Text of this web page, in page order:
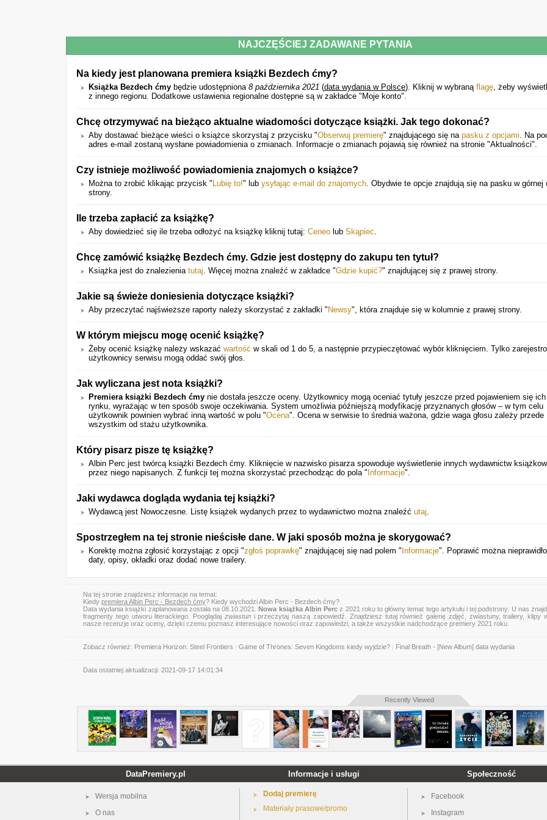
NAJCZĘŚCIEJ ZADAWANE PYTANIA
Na kiedy jest planowana premiera książki Bezdech ćmy?
Książka Bezdech ćmy będzie udostępniona 8 października 2021 (data wydania w Polsce). Kliknij w wybraną flagę, żeby
z innego regionu. Dodatkowe ustawienia regionalne dostępne są w zakładce "Moje konto".
Chcę otrzymywać na bieżąco aktualne wiadomości dotyczące książki. Jak tego dokonać?
Aby dostawać bieżące wieści o książce skorzystaj z przycisku "Obserwuj premierę" znajdującego się na pasku z opcjami. Na
adres e-mail zostaną wysłane powiadomienia o zmianach. Informacje o zmianach pojawią się również na stronie "Aktualności".
Czy istnieje możliwość powiadomienia znajomych o książce?
Można to zrobić klikając przycisk " Lubię to!" lub ysyłając e-mail do znajomych. Obydwie te opcje znajdują się na pasku w górnej
strony.
Ile trzeba zapłacić za książkę?
Aby dowiedzieć się ile trzeba odłożyć na książkę kliknij tutaj: Ceneo lub Skąpiec.
Chcę zamówić książkę Bezdech ćmy. Gdzie jest dostępny do zakupu ten tytuł?
Książka jest do znalezienia tutaj. Więcej można znaleźć w zakładce "Gdzie kupić?" znajdującej się z prawej strony.
Jakie są świeże doniesienia dotyczące książki?
Aby przeczytać najświeższe raporty należy skorzystać z zakładki " Newsy", która znajduje się w kolumnie z prawej strony.
W którym miejscu mogę ocenić książkę?
Żeby ocenić książkę należy wskazać wartość w skali od 1 do 5, a następnie przypieczętować wybór kliknięciem. Tylko
użytkownicy serwisu mogą oddać swój głos.
Jak wyliczana jest nota książki?
Premiera książki Bezdech ćmy nie dostała jeszcze oceny. Użytkownicy mogą oceniać tytuły jeszcze przed pojawieniem się
rynku, wyrażając w ten sposób swoje oczekiwania. System umożliwia późniejszą modyfikację przyznanych głosów – w tym celu
użytkownik powinien wybrać inną wartość w polu "Ocena". Ocena w serwisie to średnia ważona, gdzie waga głosu zależy przede
wszystkim od stażu użytkownika.
Który pisarz pisze tę książkę?
Albin Perc jest twórcą książki Bezdech ćmy. Kliknięcie w nazwisko pisarza spowoduje wyświetlenie innych wydawnictw
przez niego napisanych. Z funkcji tej można skorzystać przechodząc do pola " Informacje".
Jaki wydawca dogląda wydania tej książki?
Wydawcą jest Nowoczesne. Listę książek wydanych przez to wydawnictwo można znaleźć utaj.
Spostrzegłem na tej stronie nieścisłe dane. W jaki sposób można je skorygować?
Korektę można zgłosić korzystając z opcji "zgłoś poprawkę" znajdującej się nad polem " Informacje". Poprawić można
daty, opisy, okładki oraz dodać nowe trailery.
Na tej stronie znajdziesz informacje na temat:
Kiedy premiera Albin Perc - Bezdech ćmy? Kiedy wychodzi Albin Perc - Bezdech ćmy?
Data wydania książki zaplanowana została na 08.10.2021.Nowa książka Albin Perc z 2021 roku to główny temat tego artykułu i tej podstrony. U nas
fragmenty tego utworu literackiego. Pooglądaj zwiastuni przeczytaj naszą zapowiedź. Znajdziesz tutaj również galerię zdjęć, zwiastuny, trailery, klipy
nasze recenzje oraz oceny, dzięki czemu poznasz interesujące nowości oraz zapowiedzi, a także wszystkie nadchodzące premiery 2021 roku.
Zobacz również: Premiera Horizon: Steel Frontiers Game of Thrones: Seven Kingdoms kiedy wyjdzie? Final Breath - [New Album] data wydania
Data ostatniej aktualizacji: 2021-09-17 14:01:34
Recently Viewed
DataPremiery.pl
Wersja mobilna
O nas
Informacje i usługi
Dodaj premierę
Materiały prasowe/promo
Społeczność
Facebook
Instagram